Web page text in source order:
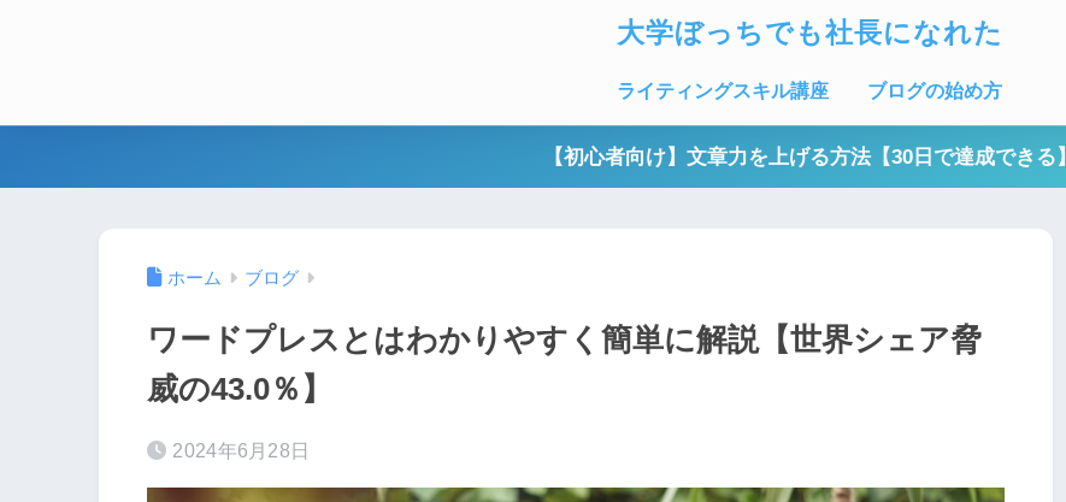
大学ぼっちでも社長になれた
ライティングスキル講座 ブログの始め方
【初心者向け】文章力を上げる方法【30日で達成できる】
ホーム ブログ
ワードプレスとはわかりやすく簡単に解説【世界シェア脅
威の43.0％】
2024年6月28日